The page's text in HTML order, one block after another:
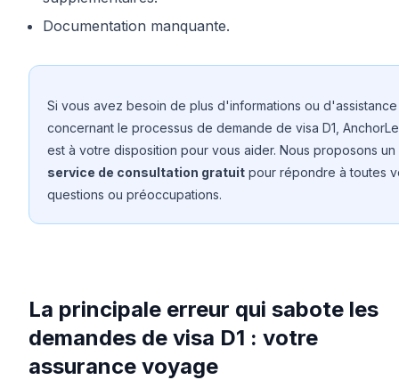
Documentation manquante.
Si vous avez besoin de plus d'informations ou d'assistance
concernant le processus de demande de visa D1,
est à votre disposition pour vous aider. Nous proposons un
service de consultation gratuit pour répondre à toutes
questions ou préoccupations.
La principale erreur qui sabote les
demandes de visa D1 : votre
assurance voyage